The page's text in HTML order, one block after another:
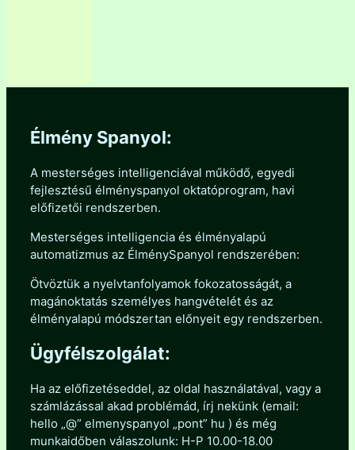
Élmény Spanyol:
A mesterséges intelligenciával működő, egyedi
fejlesztésű élményspanyol oktatóprogram, havi
előfizetői rendszerben.
Mesterséges intelligencia és élményalapú
automatizmus az ÉlménySpanyol rendszerében:
Ötvöztük a nyelvtanfolyamok fokozatosságát, a
magánoktatás személyes hangvételét és az
élményalapú módszertan előnyeit egy rendszerben.
Ügyfélszolgálat:
Ha az előfizetéseddel, az oldal használatával, vagy a
számlázással akad problémád, írj nekünk (email:
hello „@” elmenyspanyol „pont” hu ) és még
munkaidőben válaszolunk: H-P 10.00-18.00